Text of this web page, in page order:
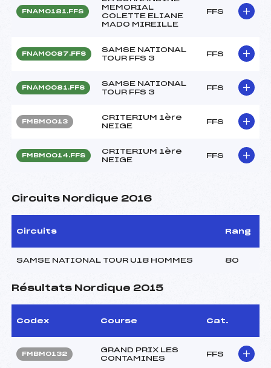
FNAM0181.FFS
MEMORIAL
COLETTE ELIANE
MADO MIREILLE
FFS
FNAM0087.FFS
SAMSE NATIONAL
TOUR FFS 3
FFS
FNAM0081.FFS
SAMSE NATIONAL
TOUR FFS 3
FFS
FMBM0013
CRITERIUM 1ère
NEIGE
FFS
FMBM0014.FFS
CRITERIUM 1ère
NEIGE
FFS
Circuits Nordique 2016
Circuits Rang
SAMSE NATIONAL TOUR U18 HOMMES 80
Résultats Nordique 2015
Codex Course Cat.
FMBM0132
GRAND PRIX LES
CONTAMINES
FFS